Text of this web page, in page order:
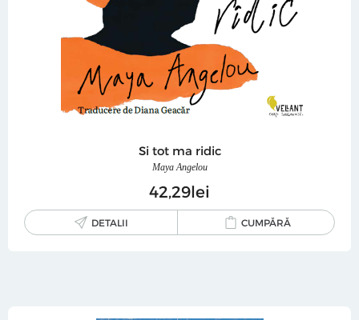
Si tot ma ridic
Maya Angelou
42 29lei
DETALII CUMPĂRĂ